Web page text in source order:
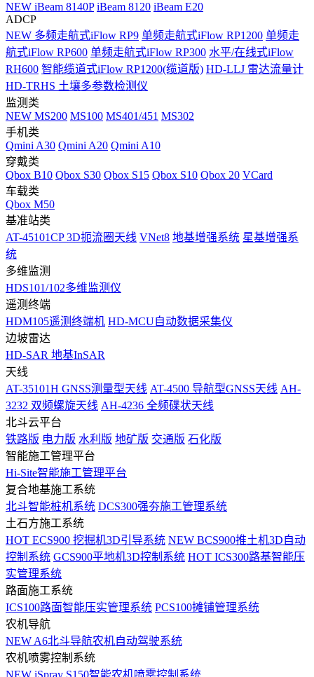
NEW iBeam 8140P iBeam 8120 iBeam E20
ADCP
NEW 多频走航式iFlow RP9 单频走航式iFlow RP1200 单频走
航式iFlow RP600 单频走航式iFlow RP300 水平/在线式iFlow
RH600 智能缆道式iFlow RP1200(缆道版) HD-LLJ 雷达流量计
HD-TRHS 土壤多参数检测仪
监测类
NEW MS200 MS100 MS401/451 MS302
手机类
Qmini A30 Qmini A20 Qmini A10
穿戴类
Qbox B10 Qbox S30 Qbox S15 Qbox S10 Qbox 20 VCard
车载类
Qbox M50
基准站类
AT-45101CP 3D扼流圈天线 VNet8 地基增强系统 星基增强系
统
多维监测
HDS101/102多维监测仪
遥测终端
HDM105遥测终端机 HD-MCU自动数据采集仪
边坡雷达
HD-SAR 地基InSAR
天线
AT-35101H GNSS测量型天线 AT-4500 导航型GNSS天线 AH-
3232 双频螺旋天线 AH-4236 全频碟状天线
北斗云平台
铁路版 电力版 水利版 地矿版 交通版 石化版
智能施工管理平台
Hi-Site智能施工管理平台
复合地基施工系统
北斗智能桩机系统 DCS300强夯施工管理系统
土石方施工系统
HOT ECS900 挖掘机3D引导系统 NEW BCS900推土机3D自动
控制系统 GCS900平地机3D控制系统 HOT ICS300路基智能压
实管理系统
路面施工系统
ICS100路面智能压实管理系统 PCS100摊铺管理系统
农机导航
NEW A6北斗导航农机自动驾驶系统
农机喷雾控制系统
NEW iSpray S150智能农机喷雾控制系统